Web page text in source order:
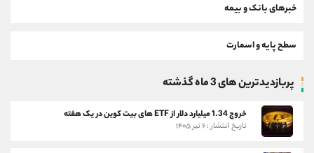
خبرهای بانک و بیمه
سطح پایه و اسمارت
پربازدیدترین های 3 ماه گذشته
خروج 1.34 میلیارد دلار از ETF های بیت کوین در یک هفته
تاریخ انتشار : ۶ تیر ۱۴۰۵